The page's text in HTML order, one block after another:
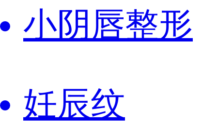
小阴唇整形
妊辰纹